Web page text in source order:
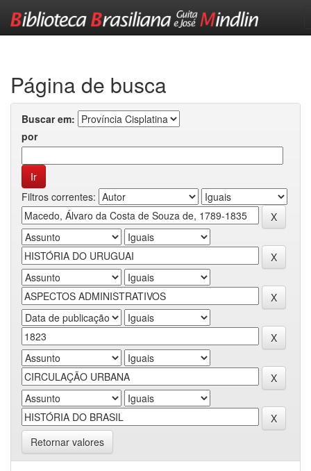
Página de busca
Buscar em:
por
Filtros correntes:
Retornar valores